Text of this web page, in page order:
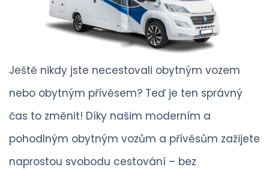
Ještě nikdy jste necestovali obytným vozem
nebo obytným přívěsem? Teď je ten správný
čas to změnit! Díky našim moderním a
pohodlným obytným vozům a přívěsům zažijete
naprostou svobodu cestování – bez